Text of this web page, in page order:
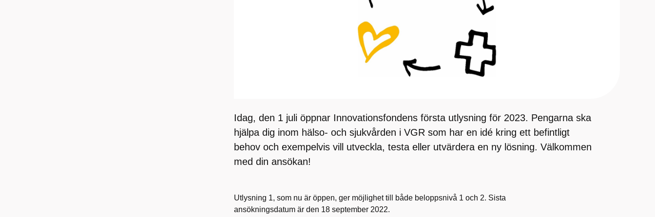
Idag, den 1 juli öppnar Innovationsfondens första utlysning för 2023. Pengarna ska
hjälpa dig inom hälso- och sjukvården i VGR som har en idé kring ett befintligt
behov och exempelvis vill utveckla, testa eller utvärdera en ny lösning. Välkommen
med din ansökan!
Utlysning 1, som nu är öppen, ger möjlighet till både beloppsnivå 1 och 2. Sista
ansökningsdatum är den 18 september 2022.